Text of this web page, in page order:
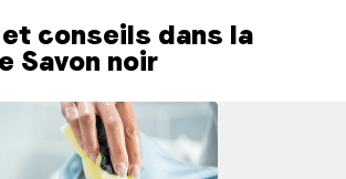
conseils dans la
Savon noir